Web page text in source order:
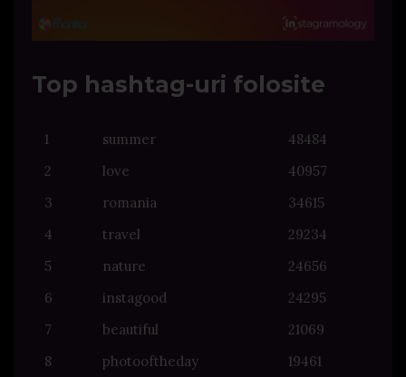
Top hashtag-uri folosite
1 summer
48484
2
love
40957
3
romania
34615
4
travel
29234
5
nature
24656
6
instagood
24295
7
beautiful
21069
8
photooftheday
19461